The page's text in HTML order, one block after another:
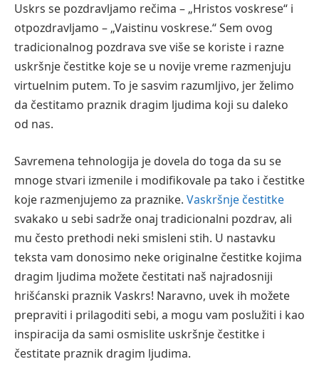
Uskrs se pozdravljamo rečima – „Hristos voskrese“ i
otpozdravljamo – „Vaistinu voskrese.“ Sem ovog
tradicionalnog pozdrava sve više se koriste i razne
uskršnje čestitke koje se u novije vreme razmenjuju
virtuelnim putem. To je sasvim razumljivo, jer želimo
da čestitamo praznik dragim ljudima koji su daleko
od nas.
Savremena tehnologija je dovela do toga da su se
mnoge stvari izmenile i modifikovale pa tako i čestitke
koje razmenjujemo za praznike. Vaskršnje čestitke
svakako u sebi sadrže onaj tradicionalni pozdrav, ali
mu često prethodi neki smisleni stih. U nastavku
teksta vam donosimo neke originalne čestitke kojima
dragim ljudima možete čestitati naš najradosniji
hrišćanski praznik Vaskrs! Naravno, uvek ih možete
prepraviti i prilagoditi sebi, a mogu vam poslužiti i kao
inspiracija da sami osmislite uskršnje čestitke i
čestitate praznik dragim ljudima.